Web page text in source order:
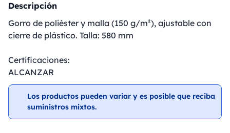
Descripción
Gorro de poliéster y malla (150 g/m²), ajustable con
cierre de plástico. Talla: 580 mm
Certificaciones:
ALCANZAR
Los productos pueden variar y es posible que reciba
suministros mixtos.